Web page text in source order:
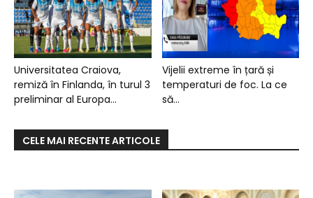
Universitatea Craiova,
remiză în Finlanda, în turul 3
preliminar al Europa...
Vijelii extreme în țară și
temperaturi de foc. La ce
să...
CELE MAI RECENTE ARTICOLE